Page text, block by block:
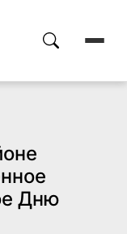
Дню